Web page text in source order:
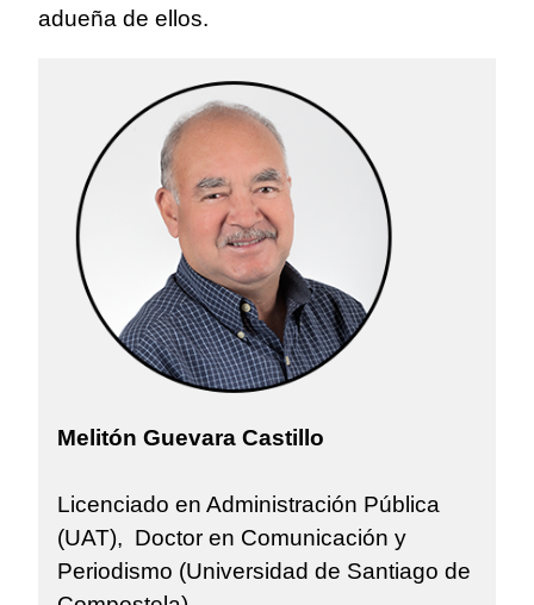
adueña de ellos.
Melitón Guevara Castillo
Licenciado en Administración Pública
(UAT), Doctor en Comunicación y
Periodismo (Universidad de Santiago de